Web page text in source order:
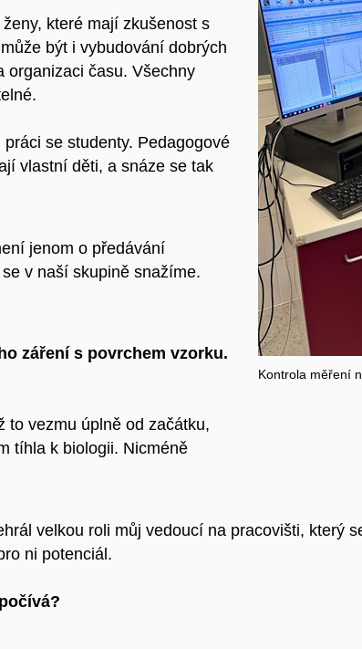
Kontrola měření
které mají zkušenost s
být i vybudování dobrých
organizaci času. Všechny
se studenty. Pedagogové
vlastní děti, a snáze se tak
jenom o předávání
v naší skupině snažíme.
záření s povrchem vzorku.
to vezmu úplně od začátku,
tíhla k biologii. Nicméně
velkou roli můj vedoucí na pracovišti, který
ni potenciál.